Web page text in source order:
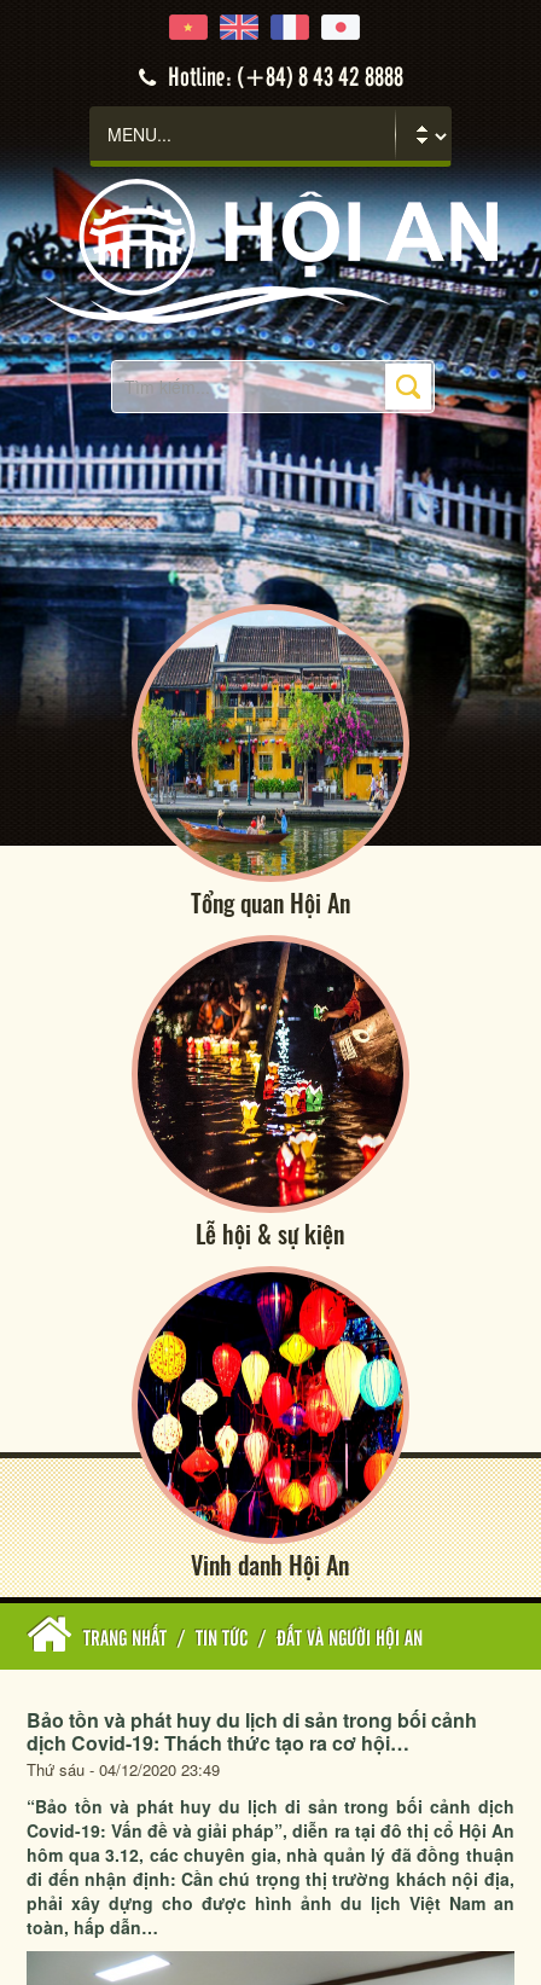
Hotline: (+84) 8 43 42 8888
Tổng quan Hội An
Lễ hội & sự kiện
Vinh danh Hội An
TRANG NHẤT / TIN TỨC / ĐẤT VÀ NGƯỜI HỘI AN
Bảo tồn và phát huy du lịch di sản trong bối cảnh
dịch Covid-19: Thách thức tạo ra cơ hội…
Thứ sáu - 04/12/2020 23:49
“Bảo tồn và phát huy du lịch di sản trong bối cảnh dịch
Covid-19: Vấn đề và giải pháp”, diễn ra tại đô thị cổ Hội An
hôm qua 3.12, các chuyên gia, nhà quản lý đã đồng thuận
đi đến nhận định: Cần chú trọng thị trường khách nội địa,
phải xây dựng cho được hình ảnh du lịch Việt Nam an
toàn, hấp dẫn…